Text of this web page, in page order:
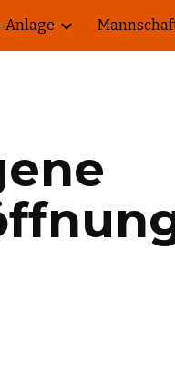
Skip to
Anlage